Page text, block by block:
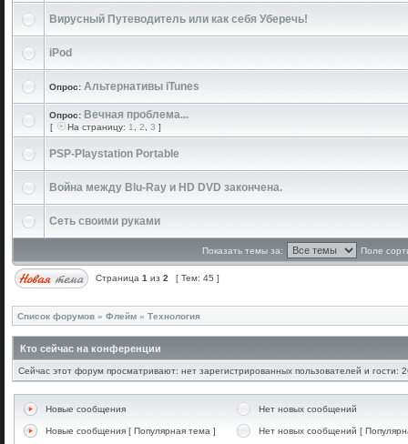
Вирусный Путеводитель или как себя Уберечь!
iPod
Опрос: Альтернативы iTunes
Опрос: Вечная проблема...
[ На страницу: 1 2 3 ]
PSP-Playstation Portable
Война между Blu-Ray и HD DVD закончена.
Сеть своими руками
Показать темы за: Поле
Страница 1 из 2 [ Тем: 45 ]
Список форумов » Флейм » Технология
Кто сейчас на конференции
Сейчас этот форум просматривают: нет зарегистрированных пользователей и гости:
Новые сообщения Нет новых сообщений
Новые сообщения [ Популярная тема ] Нет новых сообщений [